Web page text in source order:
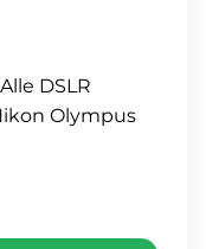
DSLR
Olympus